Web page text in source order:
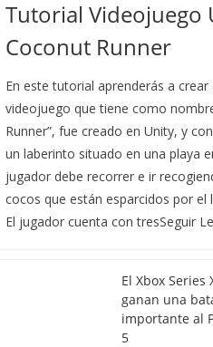
Tutorial Videojuego
Coconut Runner
En este tutorial aprenderás a crear
videojuego que tiene como
Runner”, fue creado en Unity, y
un laberinto situado en una playa
jugador debe recorrer e ir
cocos que están esparcidos por el
El jugador cuenta con tresSeguir
El Xbox Series
ganan una
importante al
5